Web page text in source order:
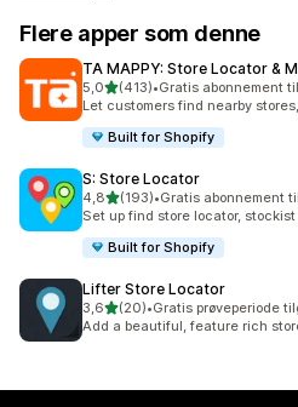
Flere apper som denne
TA MAPPY: Store Locator &
5,0av 5 stjerner
(413)
Totalt 413 omtaler
•Gratis abonnement
Let customers find nearby
Built for Shopify
S: Store Locator
4,8av 5 stjerner
(193)
Totalt 193 omtaler
•Gratis abonnement
Set up find store locator,
Built for Shopify
Lifter Store Locator
3,6av 5 stjerner
(20)
Totalt 20 omtaler
•Gratis prøveperiode
Add a beautiful, feature rich